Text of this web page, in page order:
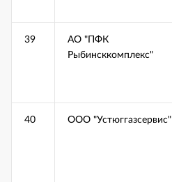
39
АО "ПФК
Рыбинсккомплекс"
40 ООО "Устюггазсервис"